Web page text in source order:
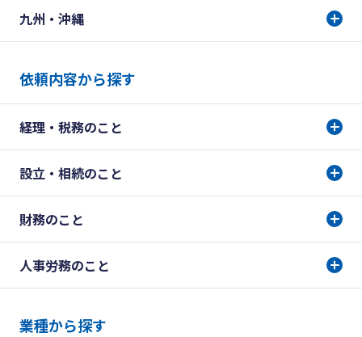
九州・沖縄
依頼内容から探す
経理・税務のこと
設立・相続のこと
財務のこと
人事労務のこと
業種から探す